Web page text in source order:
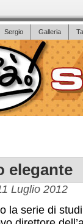
Sergio Galleria
elegante
Luglio 2012
la serie di